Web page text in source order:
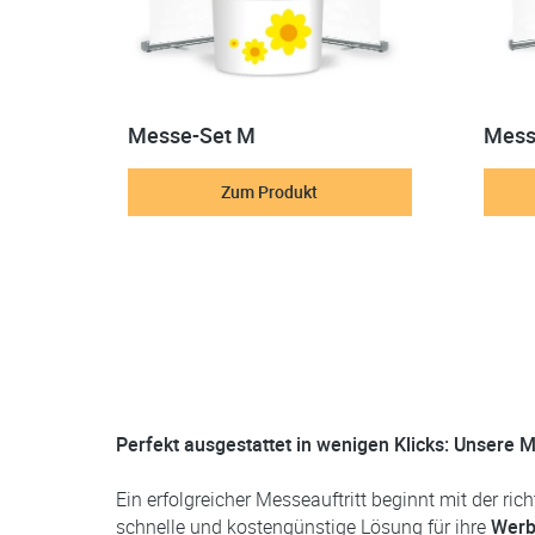
Messe-Set M
Zum Produkt
Perfekt ausgestattet in wenigen Klicks: Unsere
Ein erfolgreicher Messeauftritt beginnt mit der
schnelle und kostengünstige Lösung für ihre